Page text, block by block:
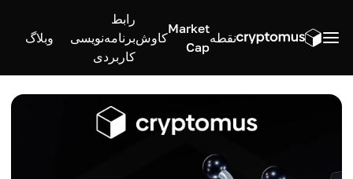
نقطه
Market
Cap
کاوش
رابط
برنامه‌نویسی
کاربردی
وبلاگ